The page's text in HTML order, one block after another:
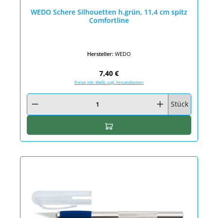
WEDO Schere Silhouetten h.grün, 11,4 cm spitz
Comfortline
Hersteller: WEDO
Regulärer Preis:
7,40 €
Preise inkl. MwSt. zzgl. Versandkosten
Produkt Anzahl: Gib den gewünschten Wert ein oder benutze die
Stück
In den Warenkorb